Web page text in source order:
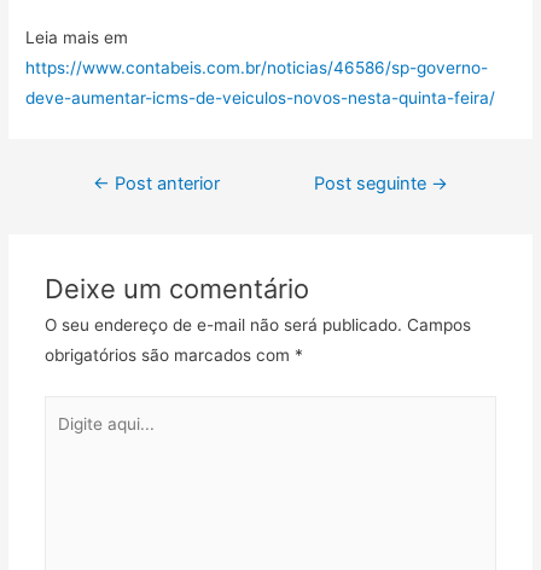
Leia mais em
https://www.contabeis.com.br/noticias/46586/sp-governo-
deve-aumentar-icms-de-veiculos-novos-nesta-quinta-feira/
← Post anterior Post seguinte →
Deixe um comentário
O seu endereço de e-mail não será publicado. Campos
obrigatórios são marcados com *